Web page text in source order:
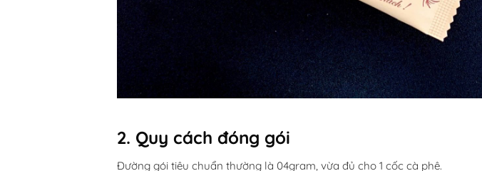
2. Quy cách đóng gói
Đường gói tiêu chuẩn thường là 04gram, vừa đủ cho 1 cốc cà phê.